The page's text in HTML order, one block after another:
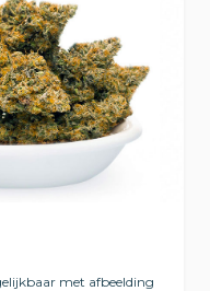
met afbeelding